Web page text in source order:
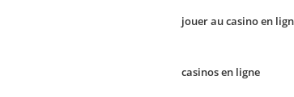
jouer au casino en
casinos en ligne